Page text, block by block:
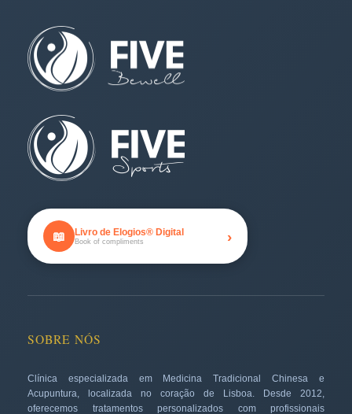
📖 Livro de Elogios® Digital
Book of compliments ›
SOBRE NÓS
Clínica especializada em Medicina Tradicional Chinesa e
Acupuntura, localizada no coração de Lisboa. Desde 2012,
oferecemos tratamentos personalizados com profissionais